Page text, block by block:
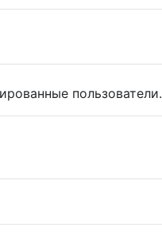
пользователи.